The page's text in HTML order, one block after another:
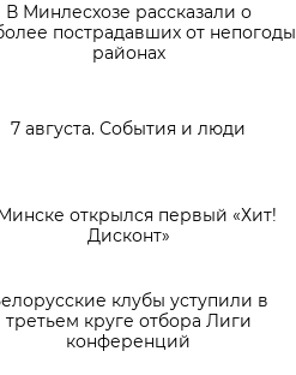
В Минлесхозе рассказали о
пострадавших от непогоды
районах
7 августа. События и люди
открылся первый «Хит!
Дисконт»
клубы уступили в
третьем круге отбора Лиги
конференций